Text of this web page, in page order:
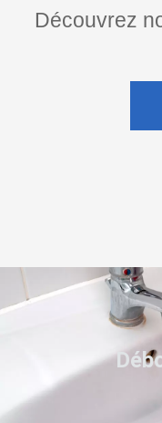
Découvrez